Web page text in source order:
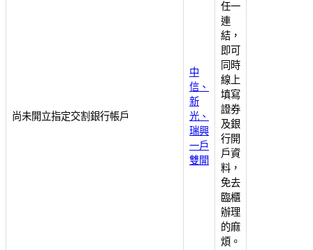
尚未開立指定交割銀行帳戶
中
信、
新
光、
瑞興
一戶
雙開
任一
連
結，
即可
同時
線上
填寫
證券
及銀
行開
戶資
料，
免去
臨櫃
辦理
的麻
煩。